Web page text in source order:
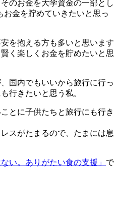
のお金を大学資金の一部とし
金を貯めていきたいと思っ
を抱える方も多いと思います
く楽しくお金を貯めたいと思
国内でもいいから旅行に行っ
行きたいと思う私。
とに子供たちと旅行にも行き
スがたまるので、たまには息
い。ありがたい食の支援」 で